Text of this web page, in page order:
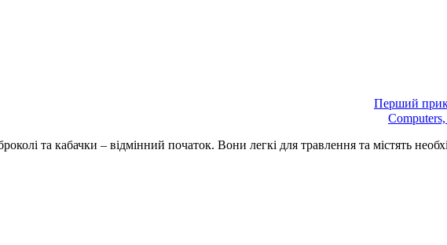
Перший
та кабачки – відмінний початок. Вони легкі для травлення та містять